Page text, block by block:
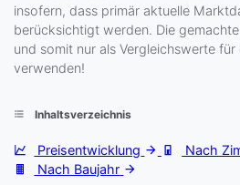
insofern, dass primär aktuelle
berücksichtigt werden. Die
und somit nur als Vergleichswerte
verwenden!
Inhaltsverzeichnis
Preisentwicklung Nach
Nach Baujahr